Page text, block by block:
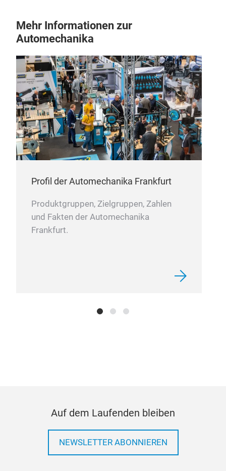
Mehr Informationen zur
Automechanika
Profil der Automechanika Frankfurt
Produktgruppen, Zielgruppen, Zahlen
und Fakten der Automechanika
Frankfurt.
Auf dem Laufenden bleiben
NEWSLETTER ABONNIEREN